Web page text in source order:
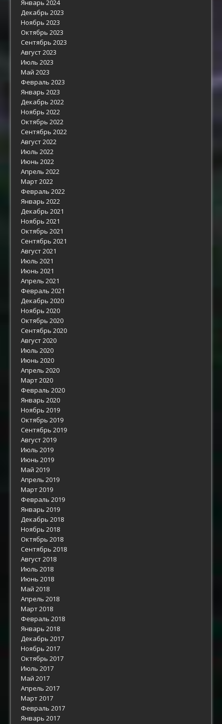
Январь 2024
Декабрь 2023
Ноябрь 2023
Октябрь 2023
Сентябрь 2023
Август 2023
Июль 2023
Май 2023
Февраль 2023
Январь 2023
Декабрь 2022
Ноябрь 2022
Октябрь 2022
Сентябрь 2022
Август 2022
Июль 2022
Июнь 2022
Апрель 2022
Март 2022
Февраль 2022
Январь 2022
Декабрь 2021
Ноябрь 2021
Октябрь 2021
Сентябрь 2021
Август 2021
Июль 2021
Июнь 2021
Апрель 2021
Февраль 2021
Декабрь 2020
Ноябрь 2020
Октябрь 2020
Сентябрь 2020
Август 2020
Июль 2020
Июнь 2020
Апрель 2020
Март 2020
Февраль 2020
Январь 2020
Ноябрь 2019
Октябрь 2019
Сентябрь 2019
Август 2019
Июль 2019
Июнь 2019
Май 2019
Апрель 2019
Март 2019
Февраль 2019
Январь 2019
Декабрь 2018
Ноябрь 2018
Октябрь 2018
Сентябрь 2018
Август 2018
Июль 2018
Июнь 2018
Май 2018
Апрель 2018
Март 2018
Февраль 2018
Январь 2018
Декабрь 2017
Ноябрь 2017
Октябрь 2017
Июль 2017
Май 2017
Апрель 2017
Март 2017
Февраль 2017
Январь 2017